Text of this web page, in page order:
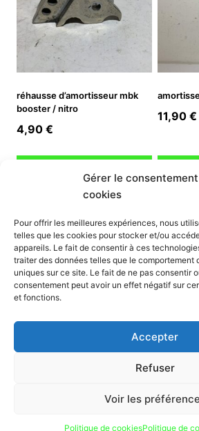
Gérer le
cookies
Pour offrir les meilleures expériences, nous
telles que les cookies pour stocker et/ou
appareils. Le fait de consentir à ces
traiter des données telles que le comportement
uniques sur ce site. Le fait de ne pas consentir
consentement peut avoir un effet négatif sur
et fonctions.
Accepter
Refuser
Voir les
Politique de cookiesPolitique de
réhausse d’amortisseur mbk
booster / nitro
4,90 €
Ajouter au panier
11,90 €
INFORMATION
Mon compte
Nous contacter
Mode paiement
Nos services
Politique de confidentialité
Politique de cookies (UE)